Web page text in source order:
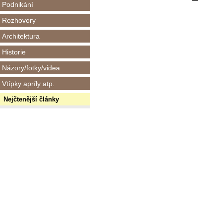
Podnikání
Rozhovory
Architektura
Historie
Názory/fotky/videa
Vtípky apríly atp.
Nejčtenější články